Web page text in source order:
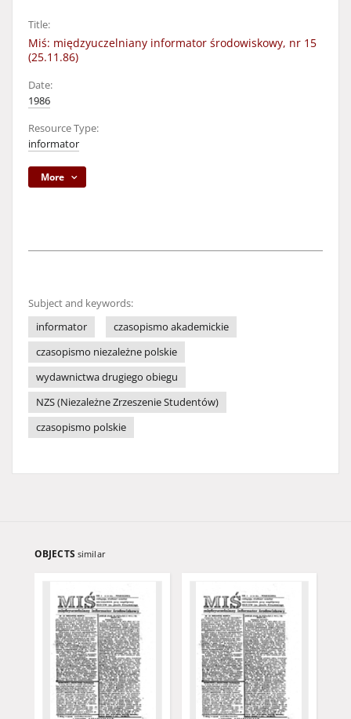
Title:
Miś: międzyuczelniany informator środowiskowy, nr 15
(25.11.86)
Date:
1986
Resource Type:
informator
More
Subject and keywords:
informator
czasopismo akademickie
czasopismo niezależne polskie
wydawnictwa drugiego obiegu
NZS (Niezależne Zrzeszenie Studentów)
czasopismo polskie
OBJECTS similar